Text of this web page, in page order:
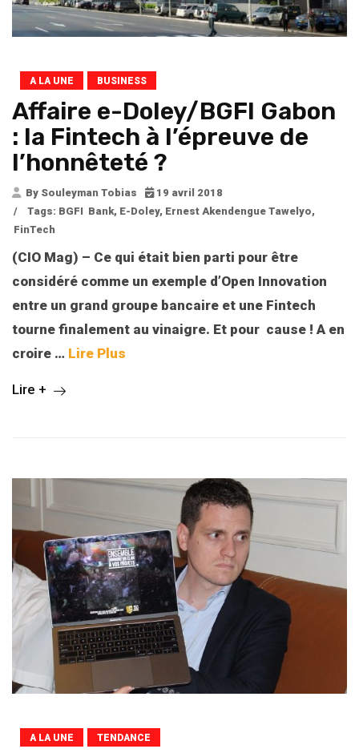
A LA UNE BUSINESS
Affaire e-Doley/BGFI Gabon
: la Fintech à l’épreuve de
l’honnêteté ?
By Souleyman Tobias
19 avril 2018
/
Tags: BGFI Bank, E-Doley, Ernest Akendengue Tawelyo,
FinTech
(CIO Mag) – Ce qui était bien parti pour être
considéré comme un exemple d’Open Innovation
entre un grand groupe bancaire et une Fintech
tourne finalement au vinaigre. Et pour cause ! A en
croire … Lire Plus
Lire +
A LA UNE TENDANCE